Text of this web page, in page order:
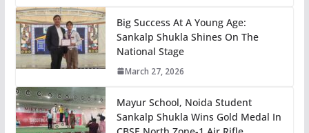
Big Success At A Young Age:
Sankalp Shukla Shines On The
National Stage
March 27, 2026
Mayur School, Noida Student
Sankalp Shukla Wins Gold Medal In